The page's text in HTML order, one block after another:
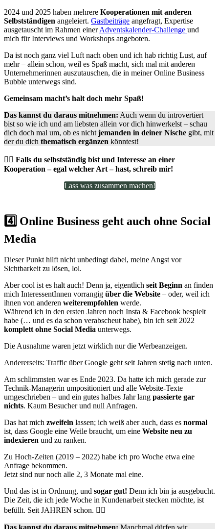
2024 und 2025 haben mehrere Kooperationen mit anderen
Selbstständigen angeleiert. Gastbeiträge angefragt, Expertise
ausgetauscht im Rahmen einerAdventskalender-Challenge und
mich für Interviews und Workshops angeboten.
Da ist noch ganz viel Luft nach oben und ich hab richtig Lust, auf
mehr – allein schon, weil es Spaß macht, sich mal mit anderen
Unternehmerinnen auszutauschen, die in meiner Online Business
Bubble unterwegs sind.
Gemeinsam macht’s halt doch mehr Spaß!
Das kannst du daraus mitnehmen: Auch wenn du introvertiert
bist so wie ich und am liebsten allein vor dich hinwerkelst – schau
dich doch mal um, ob es nicht jemanden in deiner Nische gibt, mit
der du dich thematisch ergänzen könntest!
👯‍♀️ Falls du selbstständig bist und Interesse an einer
Kooperation – egal welcher Art – hast, schreib mir!
Lass was zusammen machen!
4️⃣ Online Business geht auch ohne Social
Media
Dieser Punkt hilft nicht unbedingt dabei, meine Angst vor
Sichtbarkeit zu lösen, lol.
Aber cool ist es halt auch! Denn ja, eigentlich seit Beginn an finden
mich InteressentInnen vorrangig über die Website – oder, weil ich
ihnen von anderen weiterempfohlen werde.
Während ich in den ersten Jahren noch Insta & Facebook bespielt
habe (… und es da schon verabscheut habe), bin ich seit 2022
komplett ohne Social Media unterwegs.
Die Ausnahme waren jetzt wirklich nur die Werbeanzeigen.
Andererseits: Traffic über Google geht seit Jahren stetig nach unten.
Am schlimmsten war es Ende 2023. Da hatte ich mich gerade zur
Technik-Managerin umpositioniert und alle Website-Texte
umgeschrieben – und ein gutes halbes Jahr lang passierte gar
nichts. Kaum Besucher und null Anfragen.
Das hat mich zweifeln lassen; ich weiß aber auch, dass es normal
ist, dass Google eine Weile braucht, um eine Website neu zu
indexieren und zu ranken.
Zu Hoch-Zeiten (2019 – 2022) habe ich pro Woche etwa eine
Anfrage bekommen.
Jetzt sind nur noch alle 2, 3 Monate mal eine.
Und das ist in Ordnung, und sogar gut! Denn ich bin ja ausgebucht.
Die Zeit, die ich jede Woche in Kundenarbeit stecken möchte, ist
befüllt. Seit JAHREN schon. ✌🏻
Das kannst du daraus mitnehmen: Manchmal dürfen wir